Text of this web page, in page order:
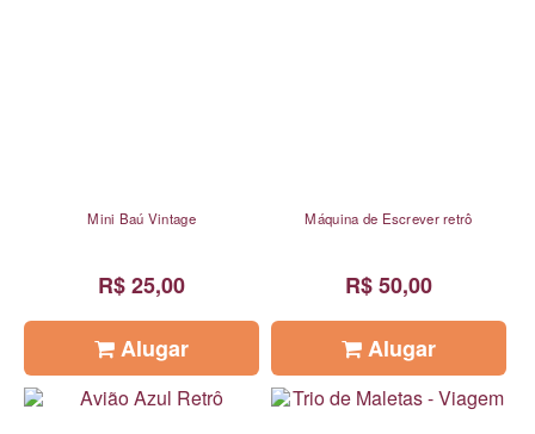
Mini Baú Vintage
R$ 25,00
Alugar
Máquina de Escrever retrô
R$ 50,00
Alugar